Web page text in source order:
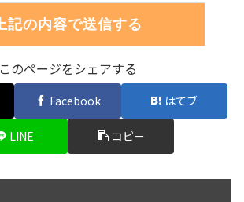
このページをシェアする
Facebook はてブ
LINE コピー